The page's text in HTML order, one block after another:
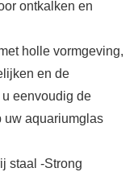
ontkalken en
holle vormgeving,
en de
eenvoudig de
uw aquariumglas
staal -Strong